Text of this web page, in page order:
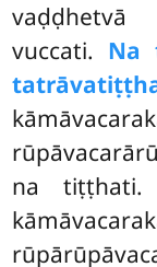
vaḍḍhetvā
vuccati. Na
na